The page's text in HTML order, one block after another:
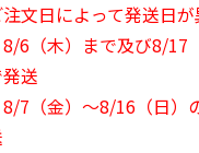
注文日によって発送日
8/6（木）まで及び8/17
送
8/7（金）～8/16（日